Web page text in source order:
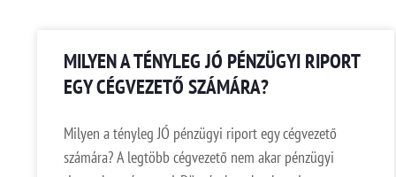
MILYEN A TÉNYLEG JÓ PÉNZÜGYI RIPORT
EGY CÉGVEZETŐ SZÁMÁRA?
Milyen a tényleg JÓ pénzügyi riport egy cégvezető
számára? A legtöbb cégvezető nem akar pénzügyi